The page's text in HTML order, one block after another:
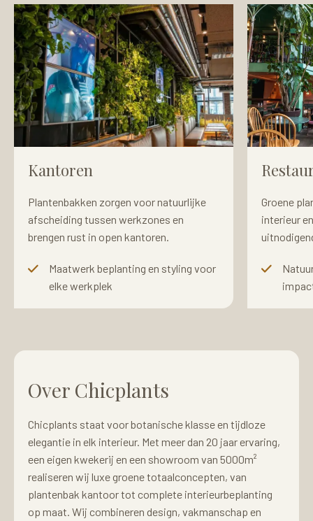
Kantoren
Plantenbakken zorgen voor natuurlijke
afscheiding tussen werkzones en
brengen rust in open kantoren.
Maatwerk beplanting en styling voor
elke werkplek
Groene
interieur
Over Chicplants
Chicplants staat voor botanische klasse en tijdloze
elegantie in elk interieur. Met meer dan 20 jaar ervaring,
een eigen kwekerij en een showroom van 5000m²
realiseren wij luxe groene totaalconcepten, van
plantenbak kantoor tot complete interieurbeplanting
op maat. Wij combineren design, vakmanschap en